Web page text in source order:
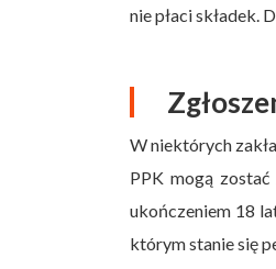
nie płaci składek.
W niektórych
PPK mogą
ukończeniem 18
którym stanie się